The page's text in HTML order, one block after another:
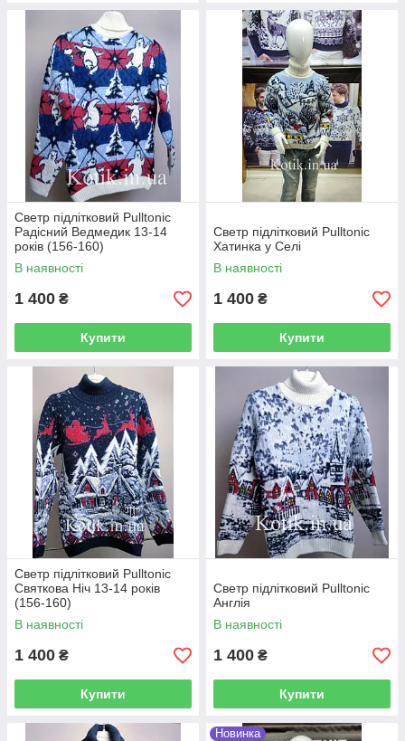
Светр підлітковий Pulltonic
Радісний Ведмедик 13-14
років (156-160)
В наявності
1 400 ₴
Купити
Светр підлітковий Pulltonic
Хатинка у Селі
В наявності
1 400 ₴
Купити
Светр підлітковий Pulltonic
Святкова Ніч 13-14 років
(156-160)
В наявності
1 400 ₴
Купити
Светр підлітковий Pulltonic
Англія
В наявності
1 400 ₴
Купити
Новинка